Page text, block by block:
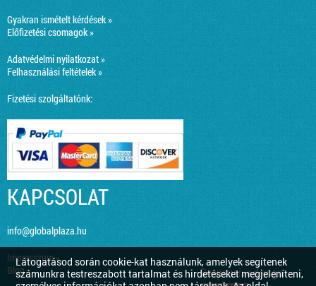
Látogatásod során cookie-kat használunk, amelyek segítenek
számunkra testreszabott tartalmat és hirdetéseket megjeleníteni,
Gyakran ismételt kérdések »
Előfizetési csomagok »
Adatvédelmi nyilatkozat »
Felhasználási feltételek »
Fizetési szolgáltatónk:
KAPCSOLAT
info@globalplaza.hu
Impresszum »
Blog »
Responsive design